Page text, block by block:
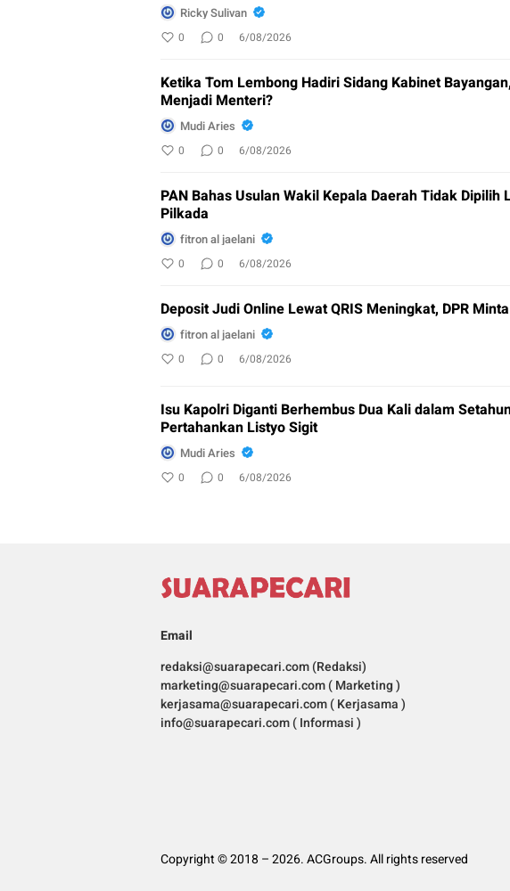
Ricky Sulivan
0 0 6/08/2026
Ketika Tom Lembong Hadiri Sidang Kabinet
Menjadi Menteri?
Mudi Aries
0 0 6/08/2026
PAN Bahas Usulan Wakil Kepala Daerah Tidak Dipilih
Pilkada
fitron al jaelani
0 0 6/08/2026
Deposit Judi Online Lewat QRIS Meningkat, DPR
fitron al jaelani
0 0 6/08/2026
Isu Kapolri Diganti Berhembus Dua Kali dalam
Pertahankan Listyo Sigit
Mudi Aries
0 0 6/08/2026
Email
redaksi@suarapecari.com (Redaksi)
marketing@suarapecari.com ( Marketing )
kerjasama@suarapecari.com ( Kerjasama )
info@suarapecari.com ( Informasi )
Copyright © 2018 – 2026. ACGroups. All rights reserved